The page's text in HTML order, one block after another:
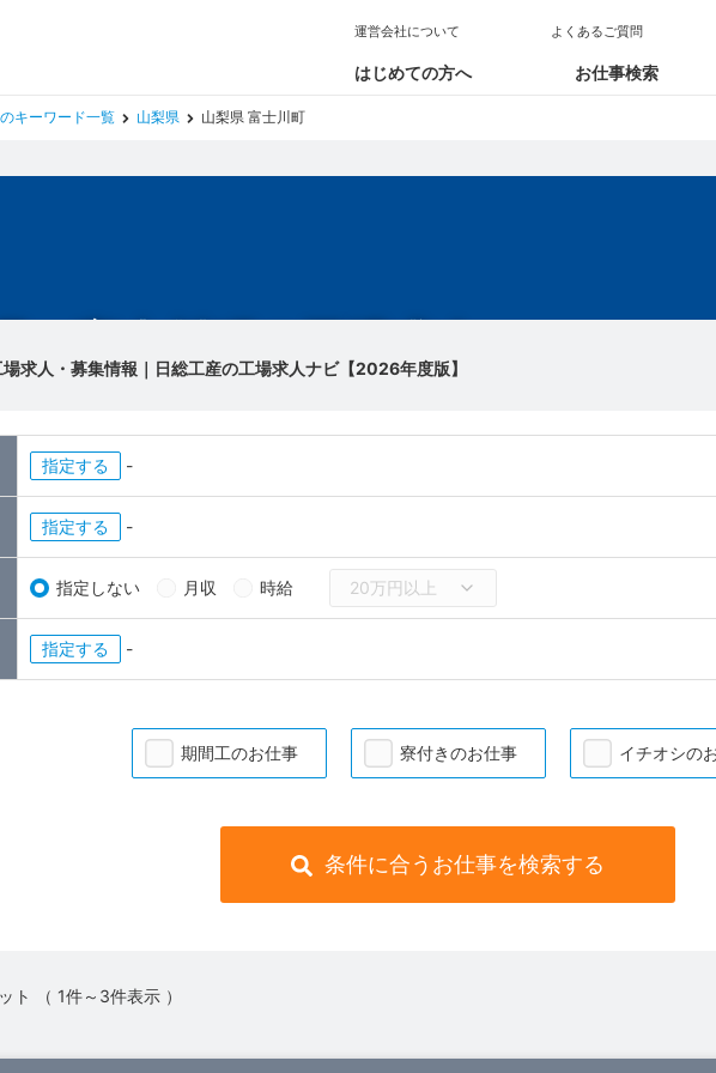
はじめての方へ お仕事検索
運営会社について よくあるご質問
キーワード一覧 山梨県 山梨県 富士川町
求人・募集情報｜日総工産の工場求人ナビ【2026年度版】
指定 -
指定 -
指定しない 月収 時給
指定 -
期間工のお仕事 寮付きのお仕事 イチオシの
条件に合うお仕事を検索する
ト （ 1件～3件表示 ）